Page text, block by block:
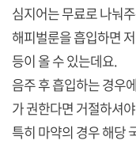
심지어는 무료로 나눠
해피벌룬을 흡입하면
등이 올 수 있는데요.
음주 후 흡입하는 경우
가 권한다면 거절하셔
특히 마약의 경우 해당